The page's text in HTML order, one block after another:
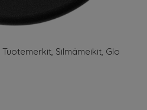
Tuotemerkit, Silmämeikit, Glo